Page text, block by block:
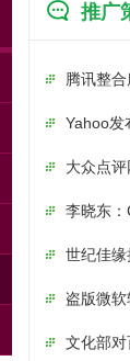
推广策划
推广
腾讯整
Yahoo发
大众点
李晓东
世纪佳
盗版微
文化部